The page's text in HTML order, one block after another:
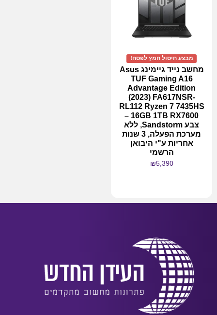
מבצע חיסול חמץ לפסח!
מחשב נייד גיימינג Asus
TUF Gaming A16
Advantage Edition
(2023) FA617NSR-
RL112 Ryzen 7 7435HS
16GB 1TB RX7600 –
צבע Sandstorm, ללא
מערכת הפעלה, 3 שנות
אחריות ע"י היבואן
הרשמי
₪5,390